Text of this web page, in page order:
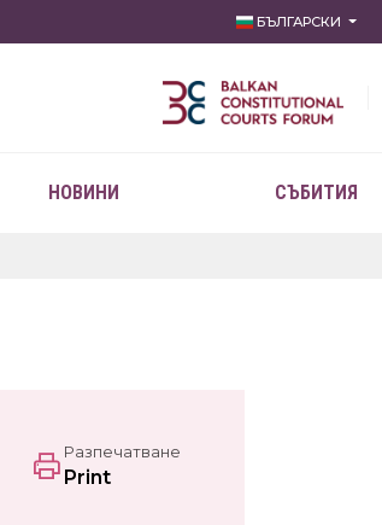
БЪЛГАРСКИ
НОВИНИ СЪБИТИЯ
Разпечатване
Print